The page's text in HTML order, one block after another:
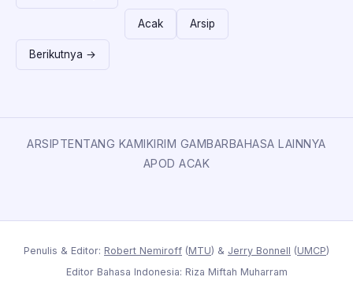
Acak Arsip
Berikutnya →
ARSIPTENTANG KAMIKIRIM GAMBARBAHASA LAINNYA
APOD ACAK
Penulis & Editor: Robert Nemiroff (MTU) & Jerry Bonnell (UMCP)
Editor Bahasa Indonesia: Riza Miftah Muharram